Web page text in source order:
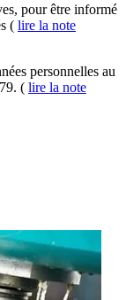
pour être informé
( lire la note
personnelles au
( lire la note